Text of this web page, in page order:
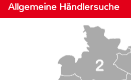
Allgemeine Händlersuche